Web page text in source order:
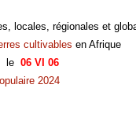
locales, régionales et
cultivables en Afrique
le 06 VI 06
2024